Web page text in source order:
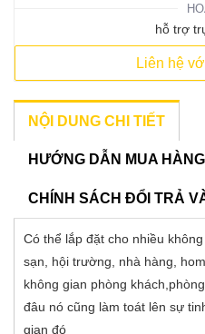
hỗ trợ
Liên hệ
NỘI DUNG CHI TIẾT
HƯỚNG DẪN MUA
CHÍNH SÁCH ĐỔI TRẢ
Có thể lắp đặt cho nhiều
sạn, hội trường, nhà hàng,
không gian phòng
đâu nó cũng làm toát lên sự
gian đó